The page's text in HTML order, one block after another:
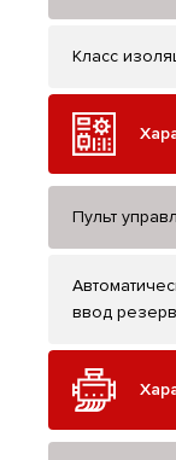
Класс
Пульт
ввод